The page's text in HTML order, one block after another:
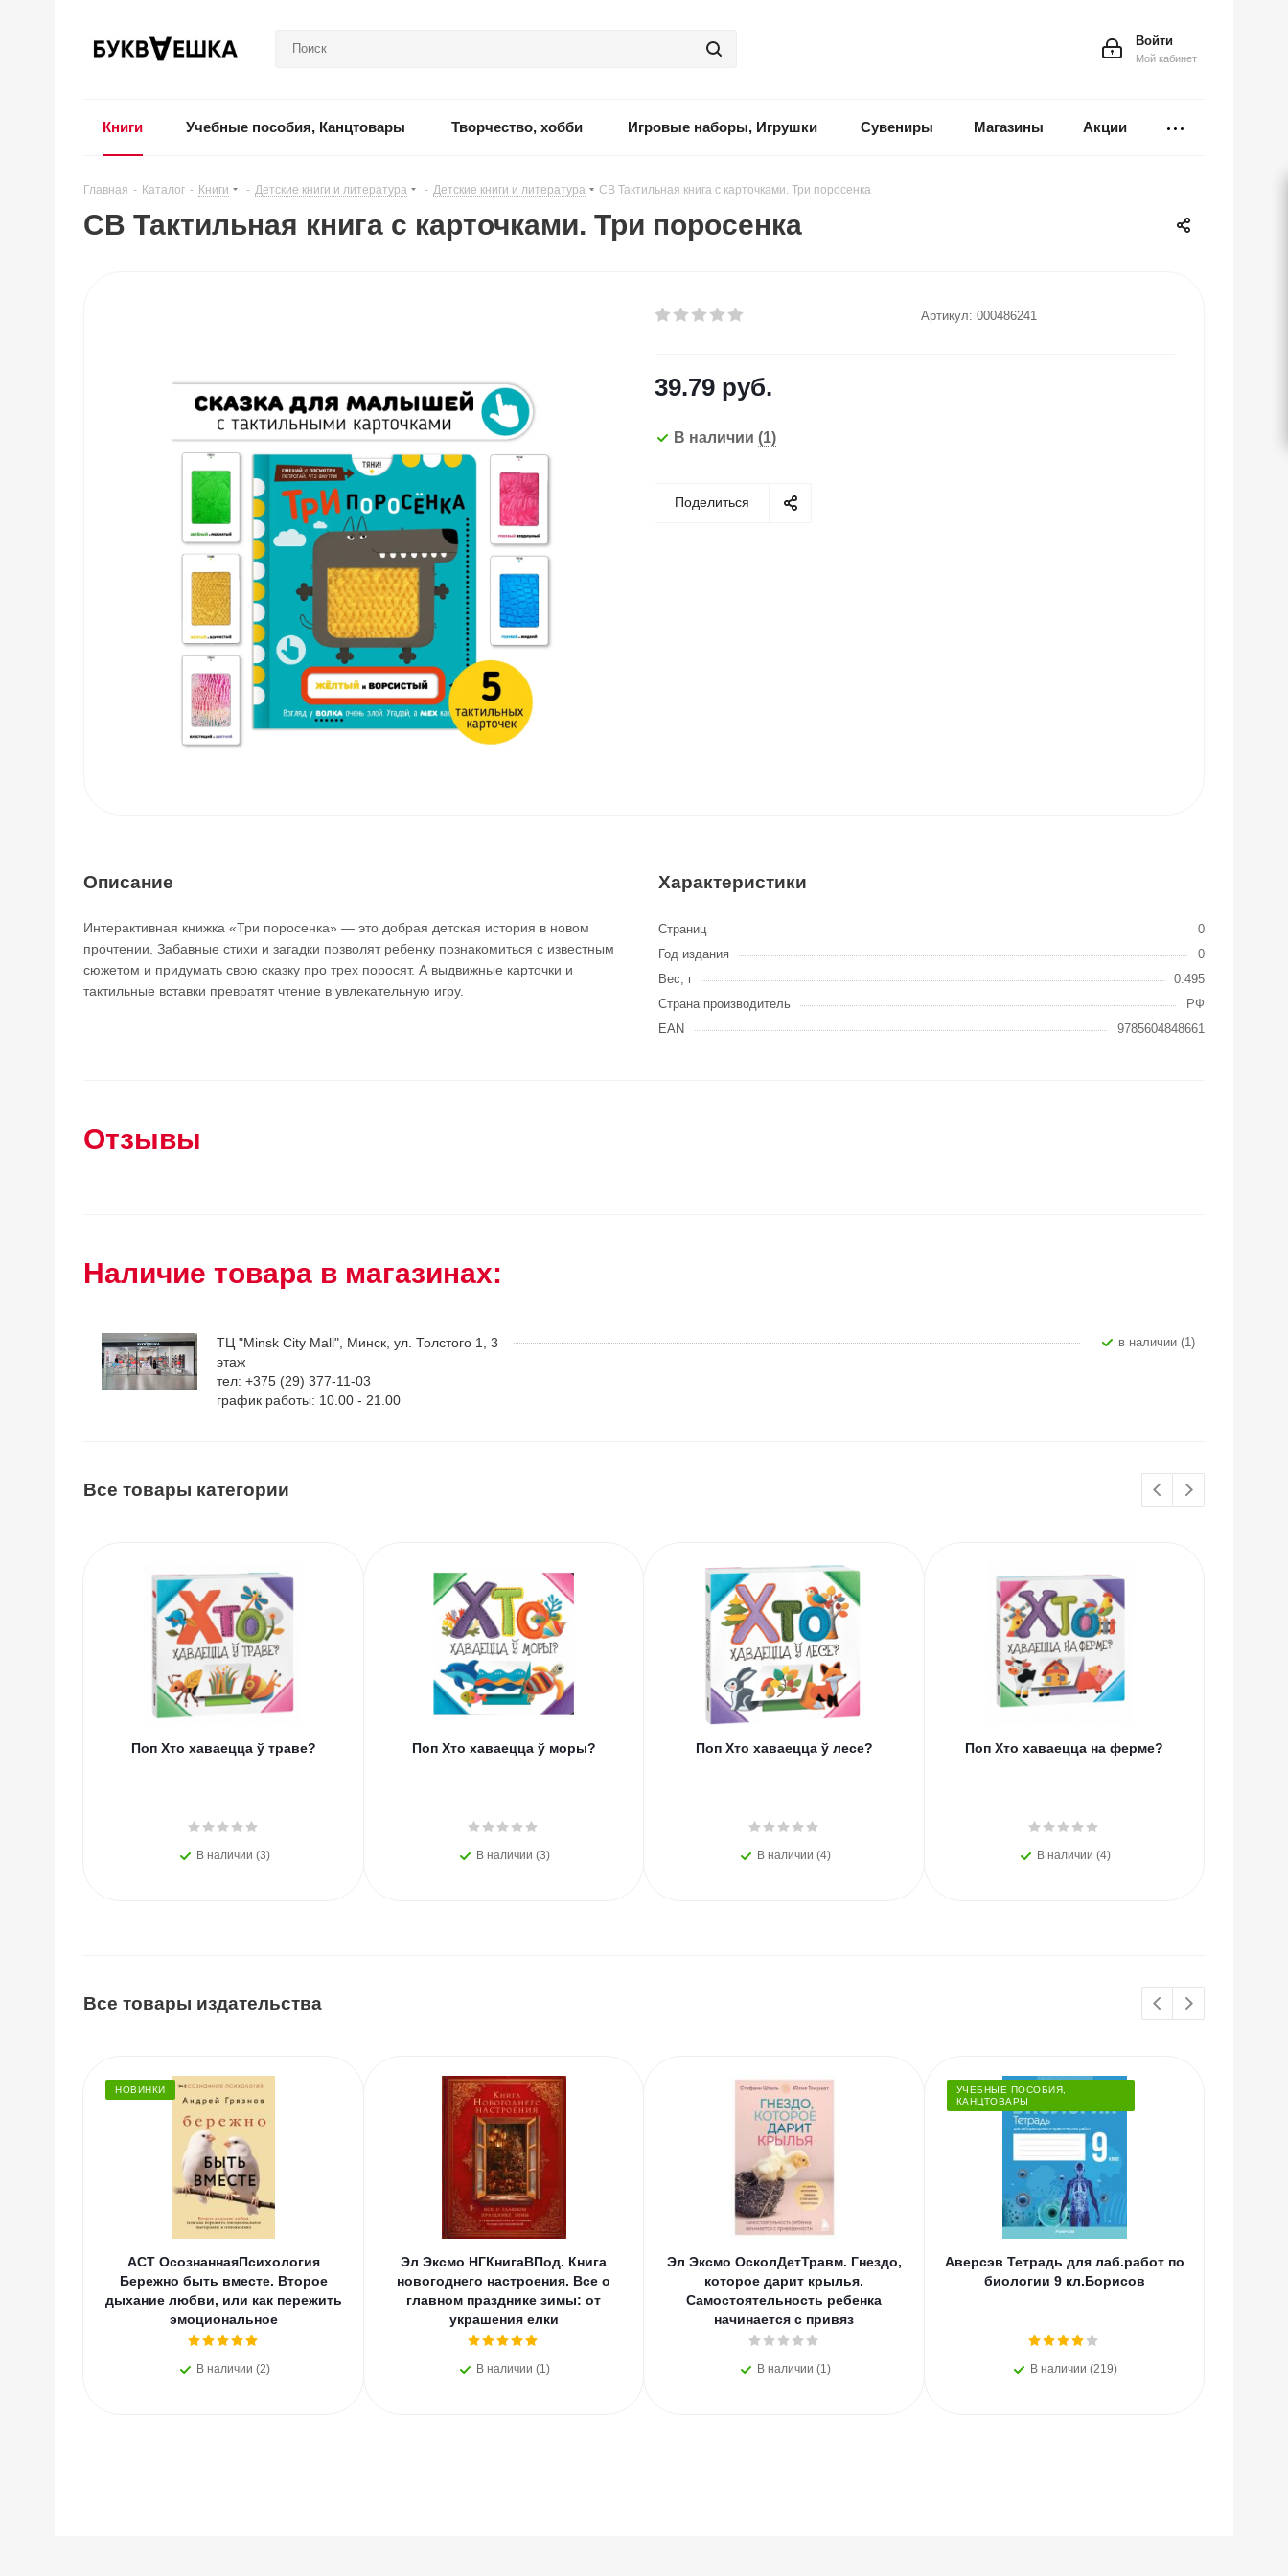
Войти
Мой кабинет
Книги Учебные пособия, Канцтовары Творчество, хобби Игровые наборы, Игрушки Сувениры Магазины Акции
Главная - Каталог - Книги - Детские книги и литература - Детские книги и литература - СВ Тактильная книга с карточками. Три поросенка
СВ Тактильная книга с карточками. Три поросенка
Артикул: 000486241
39.79 руб.
В наличии (1)
Поделиться
Описание
Интерактивная книжка «Три поросенка» — это добрая детская история в новом
прочтении. Забавные стихи и загадки позволят ребенку познакомиться с известным
сюжетом и придумать свою сказку про трех поросят. А выдвижные карточки и
тактильные вставки превратят чтение в увлекательную игру.
Характеристики
Страниц
0
Год издания
0
Вес, г
0.495
Страна производитель
РФ
EAN
9785604848661
Отзывы
Наличие товара в магазинах:
ТЦ "Minsk City Mall", Минск, ул. Толстого 1, 3
этаж
тел: +375 (29) 377-11-03
график работы: 10.00 - 21.00
В наличии (1)
Все товары категории
Поп Хто хаваецца ў траве?
В наличии (3)
Поп Хто хаваецца ў моры?
В наличии (3)
Поп Хто хаваецца ў лесе?
В наличии (4)
Поп Хто хаваецца на ферме?
В наличии (4)
Все товары издательства
НОВИНКИ
АСТ ОсознаннаяПсихология
Бережно быть вместе. Второе
дыхание любви, или как пережить
эмоциональное
В наличии (2)
Эл Эксмо НГКнигаВПод. Книга
новогоднего настроения. Все о
главном празднике зимы: от
украшения елки
В наличии (1)
Эл Эксмо ОсколДетТравм. Гнездо,
которое дарит крылья.
Самостоятельность ребенка
начинается с привяз
В наличии (1)
УЧЕБНЫЕ ПОСОБИЯ,
КАНЦТОВАРЫ
Аверсэв Тетрадь для лаб.работ по
биологии 9 кл.Борисов
В наличии (219)